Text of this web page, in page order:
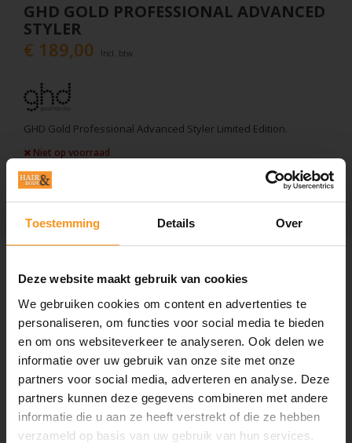
Toestemming Details Over
Deze website maakt gebruik van cookies
We gebruiken cookies om content en advertenties te
personaliseren, om functies voor social media te bieden
en om ons websiteverkeer te analyseren. Ook delen we
informatie over uw gebruik van onze site met onze
partners voor social media, adverteren en analyse. Deze
partners kunnen deze gegevens combineren met andere
informatie die u aan ze heeft verstrekt of die ze hebben
verzameld op basis van uw gebruik van hun services.
GHD GOLD PROFESSIONAL ADVANCED
STYLER
€ 189,00 Incl. btw
GHD Gold Professional Advanced Styler Limited Edition.
Niet op voorraad
EAN Code:
GHD Gold Professional Advanced
Styler Limited Edition.
Eigenschappen:
Dual-zone-technologie.
Kabel van 2,7 meter
25 seconden opwarmtijd.